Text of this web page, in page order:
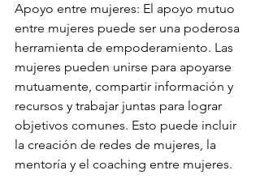
Apoyo entre mujeres: El apoyo mutuo
entre mujeres puede ser una poderosa
herramienta de empoderamiento. Las
mujeres pueden unirse para apoyarse
mutuamente, compartir información y
recursos y trabajar juntas para lograr
objetivos comunes. Esto puede incluir
la creación de redes de mujeres, la
mentoría y el coaching entre mujeres.